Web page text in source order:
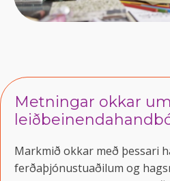
Metningar okkar um
Markmið okkar með þessari
ferðaþjónustuaðilum og